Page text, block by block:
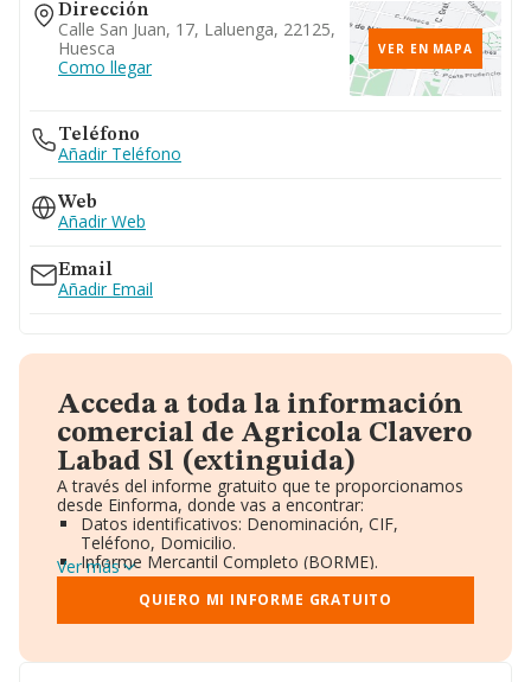
Dirección
Calle San Juan, 17, Laluenga, 22125,
Huesca
Como llegar
VER EN MAPA
Teléfono
Añadir Teléfono
Web
Añadir Web
Email
Añadir Email
Acceda a toda la información
comercial de Agricola Clavero
Labad Sl (extinguida)
A través del informe gratuito que te proporcionamos
desde Einforma, donde vas a encontrar:
Datos identificativos: Denominación, CIF,
Teléfono, Domicilio.
Informe Mercantil Completo (BORME).
Gráficos de Evolución Ventas y Empleados.
Consejo de Administración y Administradores.
Directivos y Ejecutivos.
Ver más
QUIERO MI INFORME GRATUITO